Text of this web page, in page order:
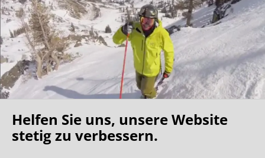
Oh what a ride!
Helfen Sie uns, unsere Website
stetig zu verbessern.